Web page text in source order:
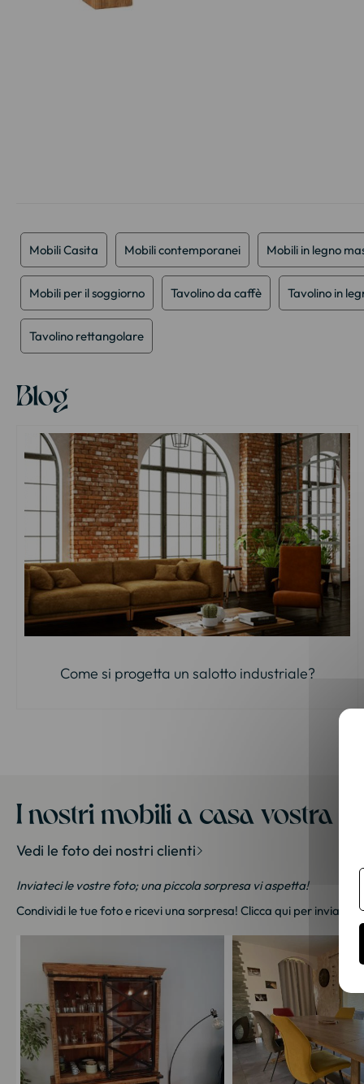
Mobili Casita Mobili contemporanei Mobili in legno
Mobili per il soggiorno Tavolino da caffè Tavolino in
Tavolino rettangolare
Blog
Come si progetta un salotto industriale?
I nostri mobili a casa vostra
Vedi le foto dei nostri clienti
Inviateci le vostre foto; una piccola sorpresa vi aspetta!
Condividi le tue foto e ricevi una sorpresa! Clicca qui per inviarci